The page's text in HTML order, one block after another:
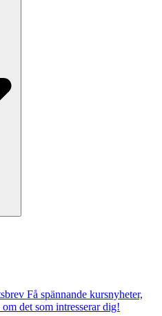
Få spännande kursnyheter,
det som intresserar dig!